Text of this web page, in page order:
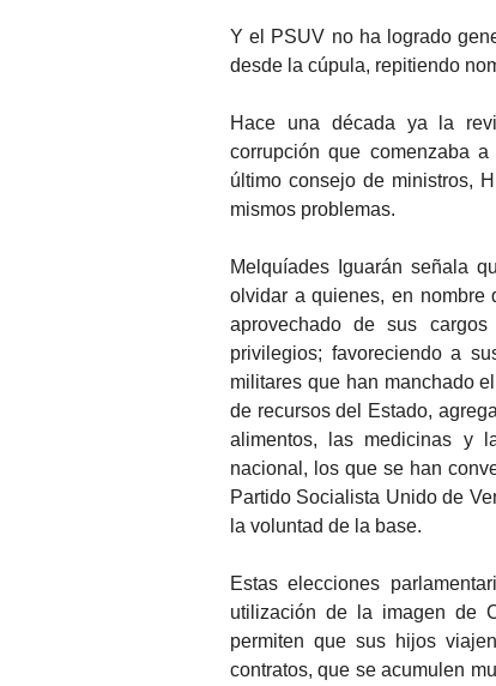
Y el PSUV no ha logrado
desde la cúpula, repitiendo
Hace una década ya la
corrupción que comenzaba
último consejo de ministros,
mismos problemas.
Melquíades Iguarán señala
olvidar a quienes, en nombre
aprovechado de sus
privilegios; favoreciendo a
militares que han manchado
de recursos del Estado,
alimentos, las medicinas y
nacional, los que se han
Partido Socialista Unido de
la voluntad de la base.
Estas elecciones
utilización de la imagen de
permiten que sus hijos
contratos, que se acumulen